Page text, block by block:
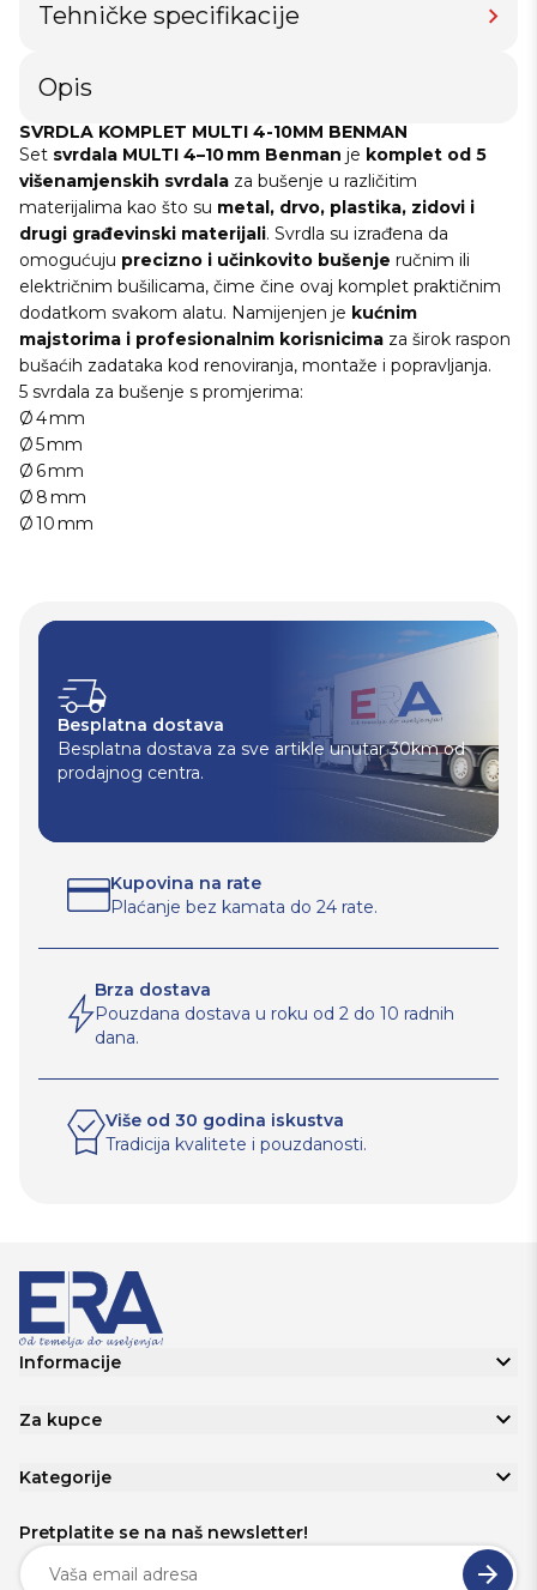
Tehničke specifikacije
Opis
SVRDLA KOMPLET MULTI 4-10MM BENMAN
Set svrdala MULTI 4–10 mm Benman je komplet od 5
višenamjenskih svrdala za bušenje u različitim
materijalima kao što su metal, drvo, plastika, zidovi i
drugi građevinski materijali. Svrdla su izrađena da
omogućuju precizno i učinkovito bušenje ručnim ili
električnim bušilicama, čime čine ovaj komplet praktičnim
dodatkom svakom alatu. Namijenjen je kućnim
majstorima i profesionalnim korisnicima za širok raspon
bušaćih zadataka kod renoviranja, montaže i popravljanja.
5 svrdala za bušenje s promjerima:
Ø 4 mm
Ø 5 mm
Ø 6 mm
Ø 8 mm
Ø 10 mm
Besplatna dostava
Besplatna dostava za sve artikle unutar 30km od
prodajnog centra.
Kupovina na rate
Plaćanje bez kamata do 24 rate.
Brza dostava
Pouzdana dostava u roku od 2 do 10 radnih
dana.
Više od 30 godina iskustva
Tradicija kvalitete i pouzdanosti.
Informacije
Za kupce
Kategorije
Pretplatite se na naš newsletter!